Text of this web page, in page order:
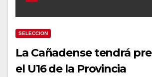
SELECCION
La Cañadense tendrá
el U16 de la Provincia